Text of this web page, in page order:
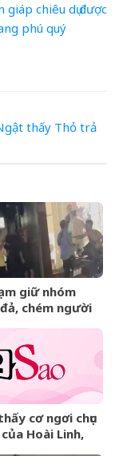
chiêu dụ được
phú quý
thấy Thỏ trả
giữ nhóm
chém người
cơ ngơi chục
Hoài Linh,